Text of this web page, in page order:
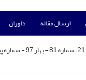
ارسال مقاله داوران